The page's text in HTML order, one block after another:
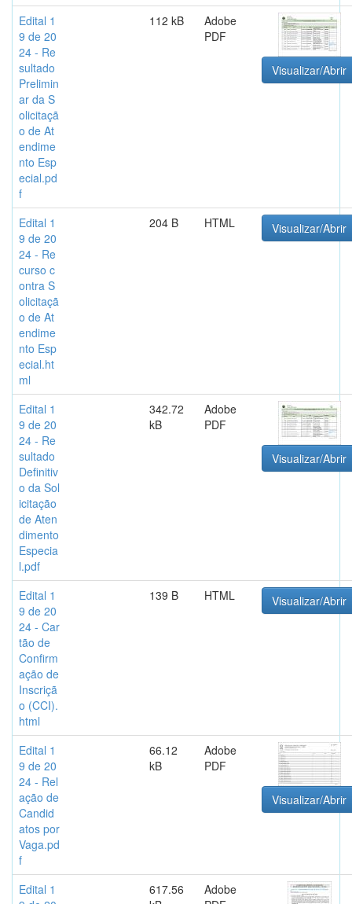
Edital 1
9 de 20
24 - Re
sultado
Prelimin
ar da S
olicitaçã
o de At
endime
nto Esp
ecial.pd
f
112 kB
Adobe
PDF
Visualizar/Abrir
Edital 1
9 de 20
24 - Re
curso c
ontra S
olicitaçã
o de At
endime
nto Esp
ecial.ht
ml
204 B HTML Visualizar/Abrir
Edital 1
9 de 20
24 - Re
sultado
Definitiv
o da Sol
icitação
de Aten
dimento
Especia
l.pdf
342.72
kB
Adobe
PDF
Visualizar/Abrir
Edital 1
9 de 20
24 - Car
tão de
Confirm
ação de
Inscriçã
o (CCI).
html
139 B HTML Visualizar/Abrir
Edital 1
9 de 20
24 - Rel
ação de
Candid
atos por
Vaga.pd
f
66.12
kB
Adobe
PDF
Visualizar/Abrir
Edital 1
617.56
Adobe